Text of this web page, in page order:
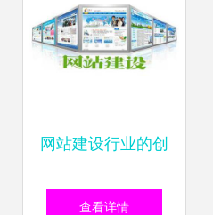
网站建设行业的创
新之路 在“走的人
查看详情